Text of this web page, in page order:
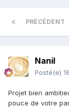
PRÉCÉDENT
Nanil
Posté(e)
Projet bien
pouce de votre